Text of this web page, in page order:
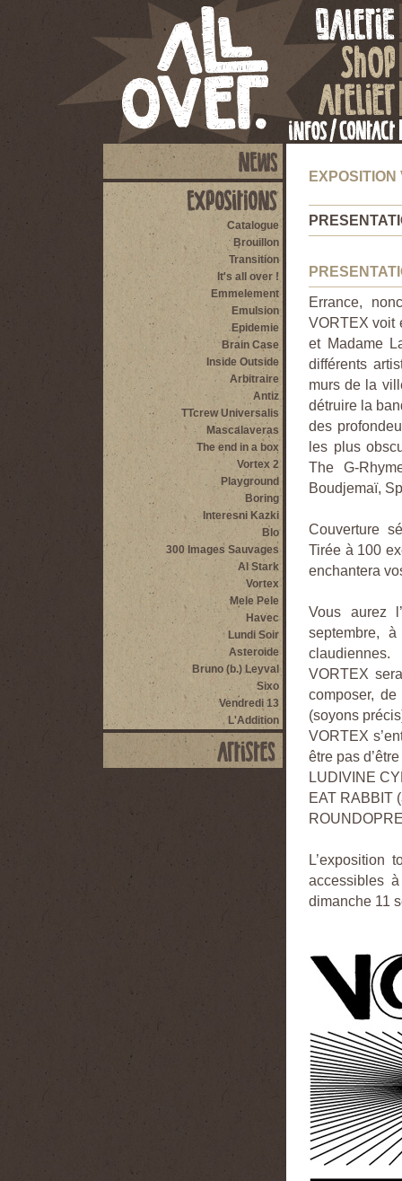
Catalogue
Brouillon
Transition
It's all over !
Emmelement
Emulsion
Epidemie
Brain Case
Inside Outside
Arbitraire
Antiz
TTcrew Universalis
Mascalaveras
The end in a box
Vortex 2
Playground
Boring
Interesni Kazki
Blo
300 Images Sauvages
Al Stark
Vortex
Mele Pele
Havec
Lundi Soir
Asteroide
Bruno (b.) Leyval
Sixo
Vendredi 13
L'Addition
EXPOSITION
Errance,
VORTEX voit
et Madame
différents
murs de la
détruire la
des
les plus
The G-
Boudjemaï,
Couverture
Tirée à 100
enchantera
Vous aurez
septembre,
claudiennes.
VORTEX
composer,
(soyons
VORTEX
être pas
LUDIVINE
EAT RABBIT
L’exposition
accessibles
dimanche 11